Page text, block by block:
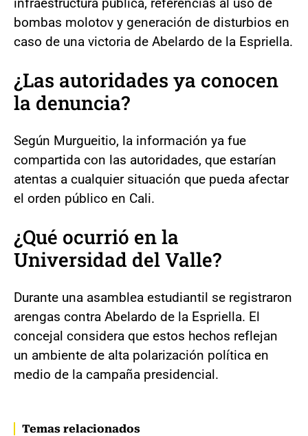
bombas molotov y generación de disturbios en
caso de una victoria de Abelardo de la Espriella.
¿Las autoridades ya conocen
la denuncia?
Según Murgueitio, la información ya fue
compartida con las autoridades, que estarían
atentas a cualquier situación que pueda afectar
el orden público en Cali.
¿Qué ocurrió en la
Universidad del Valle?
Durante una asamblea estudiantil se registraron
arengas contra Abelardo de la Espriella. El
concejal considera que estos hechos reflejan
un ambiente de alta polarización política en
medio de la campaña presidencial.
Temas relacionados